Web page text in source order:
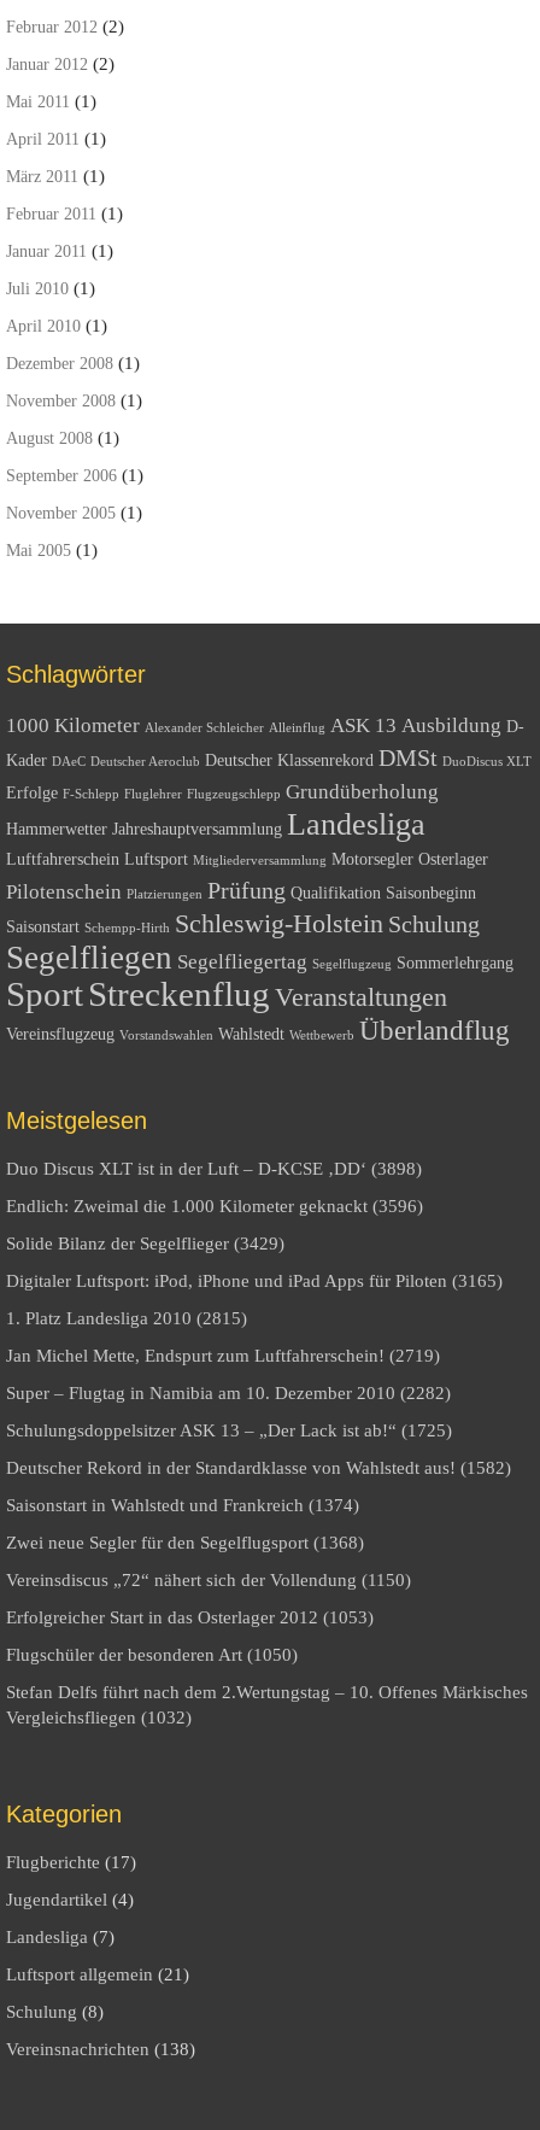
Februar 2012 (2)
Januar 2012 (2)
Mai 2011 (1)
April 2011 (1)
März 2011 (1)
Februar 2011 (1)
Januar 2011 (1)
Juli 2010 (1)
April 2010 (1)
Dezember 2008 (1)
November 2008 (1)
August 2008 (1)
September 2006 (1)
November 2005 (1)
Mai 2005 (1)
Schlagwörter
1000 Kilometer Alexander Schleicher Alleinflug ASK 13 Ausbildung D-
Kader DAeC Deutscher Aeroclub Deutscher Klassenrekord DMSt DuoDiscus XLT
Erfolge F-Schlepp Fluglehrer Flugzeugschlepp Grundüberholung
Hammerwetter Jahreshauptversammlung Landesliga
Luftfahrerschein Luftsport Mitgliederversammlung Motorsegler Osterlager
Pilotenschein Platzierungen Prüfung Qualifikation Saisonbeginn
Saisonstart Schempp-Hirth Schleswig-Holstein Schulung
Segelfliegen Segelfliegertag Segelflugzeug Sommerlehrgang
SportStreckenflug Veranstaltungen
Vereinsflugzeug Vorstandswahlen Wahlstedt Wettbewerb Überlandflug
Meistgelesen
Duo Discus XLT ist in der Luft – D-KCSE ‚DD‘ (3898)
Endlich: Zweimal die 1.000 Kilometer geknackt (3596)
Solide Bilanz der Segelflieger (3429)
Digitaler Luftsport: iPod, iPhone und iPad Apps für Piloten (3165)
1. Platz Landesliga 2010 (2815)
Jan Michel Mette, Endspurt zum Luftfahrerschein! (2719)
Super – Flugtag in Namibia am 10. Dezember 2010 (2282)
Schulungsdoppelsitzer ASK 13 – „Der Lack ist ab!“ (1725)
Deutscher Rekord in der Standardklasse von Wahlstedt aus! (1582)
Saisonstart in Wahlstedt und Frankreich (1374)
Zwei neue Segler für den Segelflugsport (1368)
Vereinsdiscus „72“ nähert sich der Vollendung (1150)
Erfolgreicher Start in das Osterlager 2012 (1053)
Flugschüler der besonderen Art (1050)
Stefan Delfs führt nach dem 2.Wertungstag – 10. Offenes Märkisches
Vergleichsfliegen (1032)
Kategorien
Flugberichte (17)
Jugendartikel (4)
Landesliga (7)
Luftsport allgemein (21)
Schulung (8)
Vereinsnachrichten (138)